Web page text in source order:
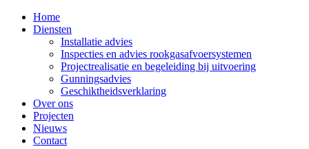
Home
Diensten
Installatie advies
Inspecties en advies rookgasafvoersystemen
Projectrealisatie en begeleiding bij uitvoering
Gunningsadvies
Geschiktheidsverklaring
Over ons
Projecten
Nieuws
Contact